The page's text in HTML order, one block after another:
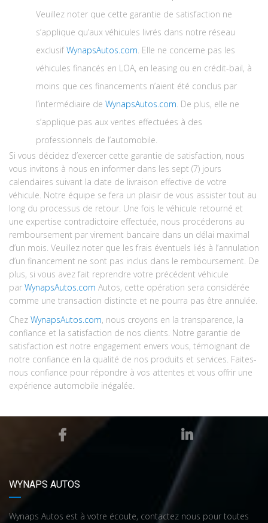
Veuillez noter que cette garantie de satisfaction ne
s’applique qu’aux véhicules livrés dans notre réseau
exclusifWynapsAutos.com. Elle ne concerne pas les
véhicules financés en LOA, en leasing ou en crédit-bail, à
moins que ces financements n’aient été conclus par
l’intermédiaire de WynapsAutos.com. De plus, elle ne
s’applique pas aux ventes effectuées à des
professionnels de l’automobile.
Si vous décidez d’exercer cette garantie de satisfaction, nous
vous invitons à nous en informer dans les sept (7) jours
calendaires suivant la date de livraison effective de votre
véhicule. Notre équipe se fera un plaisir de vous assister tout au
long du processus de retour. Une fois le véhicule retourné et
une expertise contradictoire effectuée, nous procéderons au
remboursement par virement bancaire dans un délai maximal
d’un mois. Veuillez noter que les frais éventuels liés à l’annulation
d’un financement ne sont pas inclus dans le remboursement. De
plus, si vous avez fait reprendre votre précédent véhicule
par WynapsAutos.com Autos, cette opération sera considérée
comme une transaction distincte et ne pourra pas être annulée.
Chez WynapsAutos.com, nous croyons en la transparence, la
confiance et la satisfaction de nos clients. Notre garantie de
satisfaction est notre engagement envers vous, témoignant de
notre confiance en la qualité de nos produits et services. Faites-
nous confiance pour répondre à vos attentes et vous offrir une
expérience automobile inégalée.
WYNAPS AUTOS
Wynaps Autos est à votre écoute, contactez nous pour toutes